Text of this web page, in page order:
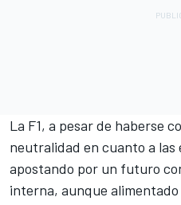
La F1, a pesar de haberse
neutralidad en cuanto a las
apostando por un futuro
interna, aunque